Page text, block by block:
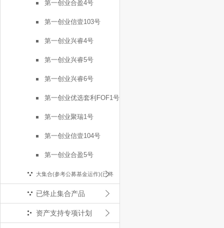
FOF2号
第一创业合盈4号
第一创业信壹103号
第一创业兴睿4号
第一创业兴睿5号
第一创业兴睿6号
第一创业优选套利FOF1号
第一创业聚瑞1号
第一创业信壹104号
第一创业合盈5号
大集合(参考公募基金运作)(已终
止)
已终止集合产品
资产支持专项计划